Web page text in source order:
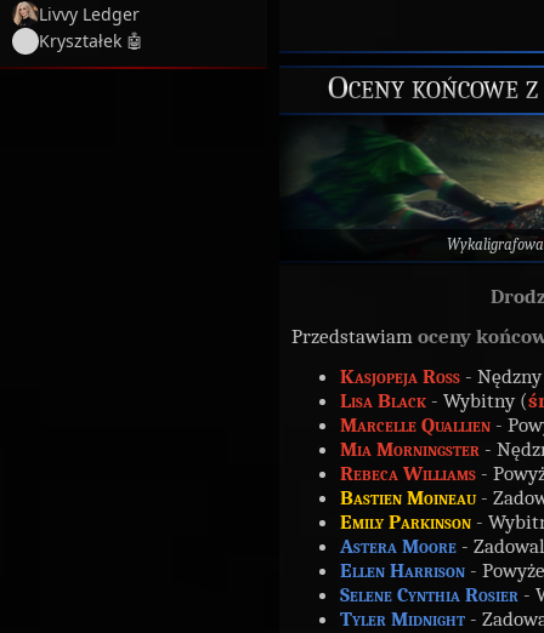
Livvy Ledger
Kryształek 🤖
Oceny końcowe
Przedstawiam oceny
Kasjopeja Ross -
Lisa Black - Wybitny (
Marcelle Quallien -
Mia Morningster -
Rebeca Williams -
Bastien Moineau -
Emily Parkinson -
Astera Moore -
Ellen Harrison -
Selene Cynthia Rosier -
Tyler Midnight -